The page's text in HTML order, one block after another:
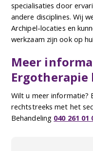
specialisaties door
andere disciplines. Wij
Archipel-locaties en
werkzaam zijn ook op
Meer
Wilt u meer informatie?
rechtstreeks met het
Behandeling 040 261 01